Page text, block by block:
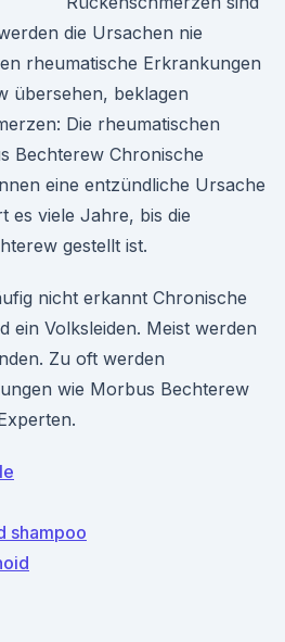
die Ursachen nie
rheumatische Erkrankungen
übersehen, beklagen
Die rheumatischen
Bechterew Chronische
eine entzündliche Ursache
es viele Jahre, bis die
gestellt ist.
nicht erkannt Chronische
ein Volksleiden. Meist werden
Zu oft werden
wie Morbus Bechterew
shampoo